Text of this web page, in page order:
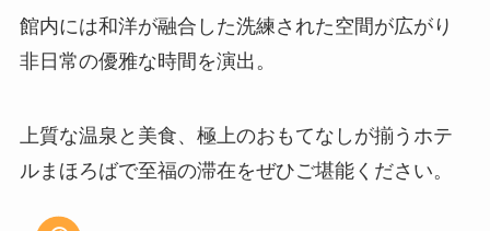
館内には和洋が融合した洗練された空間が広がり
非日常の優雅な時間を演出。
上質な温泉と美食、極上のおもてなしが揃うホテ
ルまほろばで至福の滞在をぜひご堪能ください。